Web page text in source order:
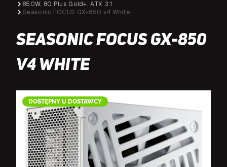
850W, 80 Plus Gold+, ATX 3.1
Seasonic FOCUS GX-850 v4 White
Seasonic FOCUS GX-850
v4 White
DOSTĘPNY U DOSTAWCY